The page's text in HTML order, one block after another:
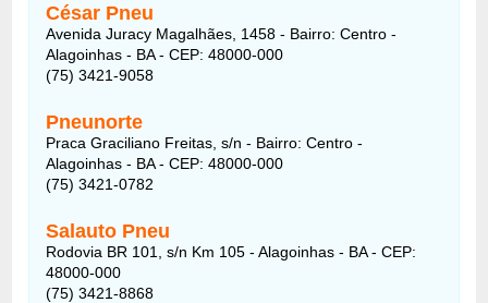
César Pneu
Avenida Juracy Magalhães, 1458 - Bairro: Centro -
Alagoinhas - BA - CEP: 48000-000
(75) 3421-9058
Pneunorte
Praca Graciliano Freitas, s/n - Bairro: Centro -
Alagoinhas - BA - CEP: 48000-000
(75) 3421-0782
Salauto Pneu
Rodovia BR 101, s/n Km 105 - Alagoinhas - BA - CEP:
48000-000
(75) 3421-8868